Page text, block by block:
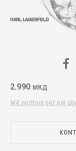
2.990 МКД
Më njoftoni për një